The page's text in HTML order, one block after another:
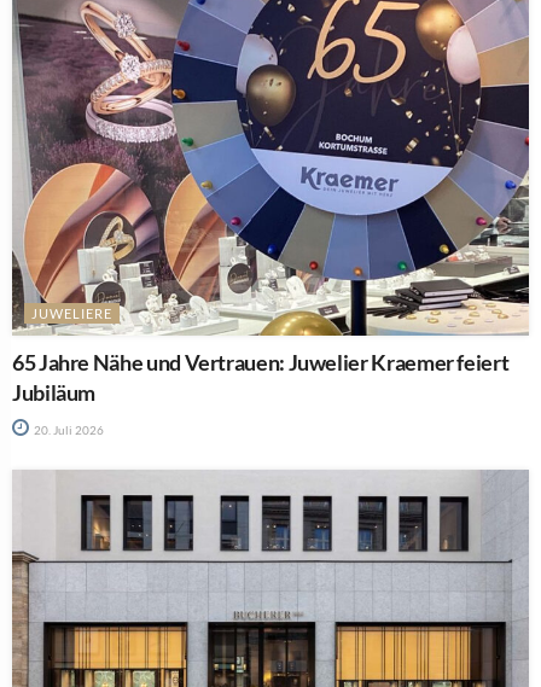
JUWELIERE
65 Jahre Nähe und Vertrauen: Juwelier Kraemer feiert
Jubiläum
20. Juli 2026